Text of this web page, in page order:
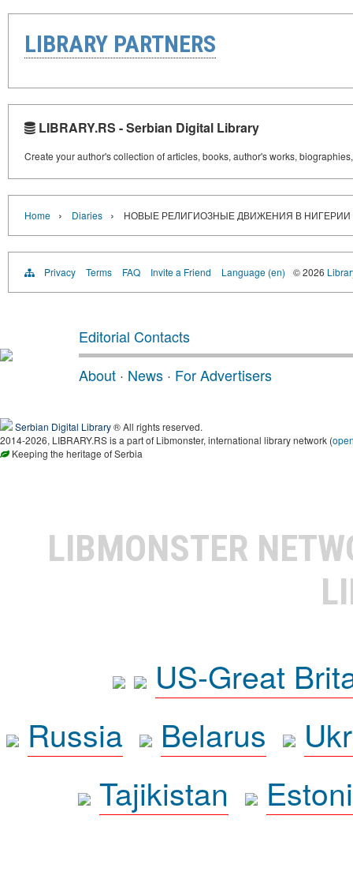
LIBRARY PARTNERS
LIBRARY.RS - Serbian Digital Library
Create your author's collection of articles, books, author's works,
Home › Diaries › НОВЫЕ РЕЛИГИОЗНЫЕ ДВИЖЕНИЯ В НИГЕРИИ
Privacy Terms FAQ Invite a Friend Language (en) © 2026
Editorial Contacts
About · News · For Advertisers
Serbian Digital Library® All rights reserved.
2014-2026, LIBRARY.RS is a part of Libmonster, international library network (
Keeping the heritage of Serbia
LIBMONSTER
US-Great
Russia
Belarus
Tajikistan